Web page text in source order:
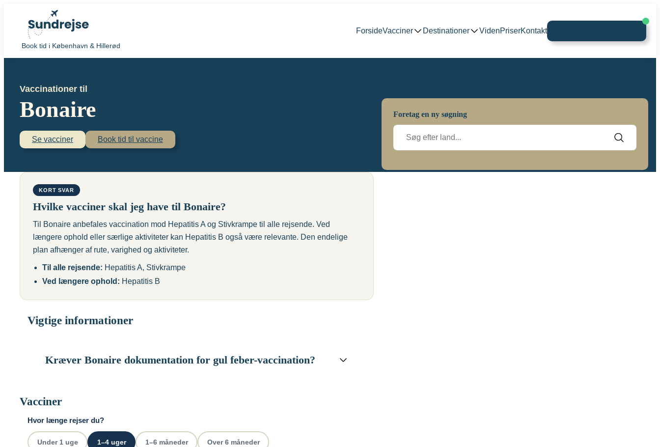
Book tid i København & Hillerød
ForsideVacciner Destinationer VidenPriserKontakt
Vaccinationer til
Bonaire
Se vacciner Book tid til vaccine
KORT SVAR
Hvilke vacciner skal jeg have til Bonaire?
Til Bonaire anbefales vaccination mod Hepatitis A og Stivkrampe til alle rejsende. Ved
længere ophold eller særlige aktiviteter kan Hepatitis B også være relevante. Den endelige
plan afhænger af rute, varighed og aktiviteter.
Til alle rejsende: Hepatitis A, Stivkrampe
Ved længere ophold: Hepatitis B
Vigtige informationer
Kræver Bonaire dokumentation for gul feber-vaccination?
fralande med risiko for gul feber-transmission
Foretag en ny søgning
Vacciner
Hvor længe rejser du?
Under 1 uge 1–4 uger 1–6 måneder Over 6 måneder